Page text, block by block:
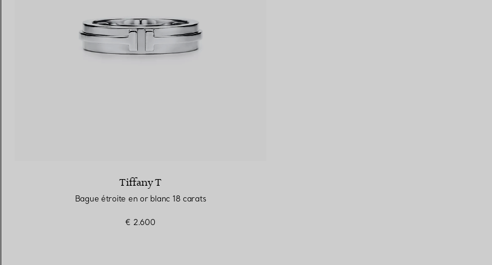
Tiffany T
Bague étroite en or blanc 18 carats
€ 2.600